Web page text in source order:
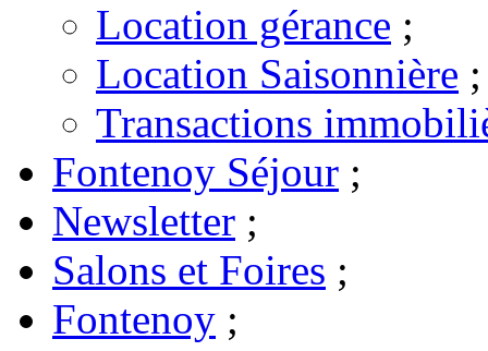
Location gérance ;
Location Saisonnière ;
Transactions
Fontenoy Séjour ;
Newsletter ;
Salons et Foires ;
Fontenoy ;